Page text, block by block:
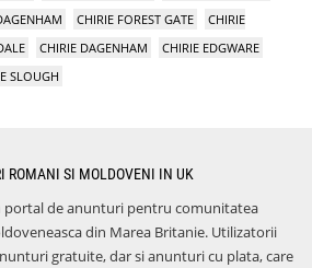
CHIRIE FOREST GATE
CHIRIE
CHIRIE DAGENHAM
CHIRIE EDGWARE
SLOUGH
ROMANI SI MOLDOVENI IN UK
portal de anunturi pentru comunitatea
din Marea Britanie. Utilizatorii
gratuite, dar si anunturi cu plata, care